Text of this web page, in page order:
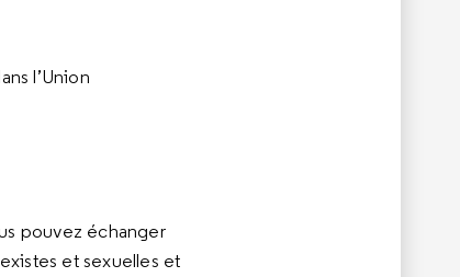
l’Union
pouvez échanger
et sexuelles et